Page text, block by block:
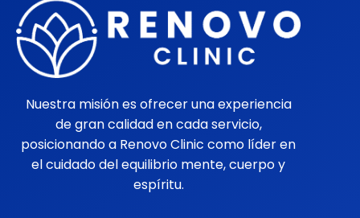
Nuestra misión es ofrecer una experiencia
de gran calidad en cada servicio,
posicionando a Renovo Clinic como líder en
el cuidado del equilibrio mente, cuerpo y
espíritu.